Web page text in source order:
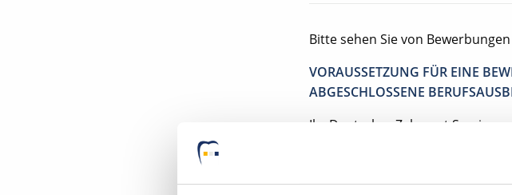
Bitte sehen Sie von
VORAUSSETZUNG FÜR EINE
ABGESCHLOSSENE
Ihr Deutscher Zahnarzt Service